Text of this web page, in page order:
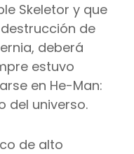
Skeletor y que
de
deberá
estuvo
en He-Man:
del universo.
de alto